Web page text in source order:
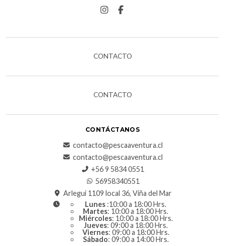
CONTACTO
CONTACTO
CONTÁCTANOS
contacto@pescaaventura.cl
contacto@pescaaventura.cl
+56 9 5834 0551
56958340551
Arlegui 1109 local 36, Viña del Mar
Lunes :10:00 a 18:00 Hrs.
Martes: 10:00 a 18:00 Hrs.
Miércoles: 10:00 a 18:00 Hrs.
Jueves: 09:00 a 18:00 Hrs.
Viernes: 09:00 a 18:00 Hrs.
Sábado: 09:00 a 14:00 Hrs.